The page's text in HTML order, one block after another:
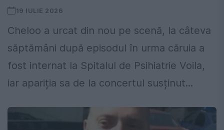
19 IULIE 2026
Cheloo a urcat din nou pe scenă, la câteva
săptămâni după episodul în urma căruia a
fost internat la Spitalul de Psihiatrie Voila,
iar apariția sa de la concertul susținut...